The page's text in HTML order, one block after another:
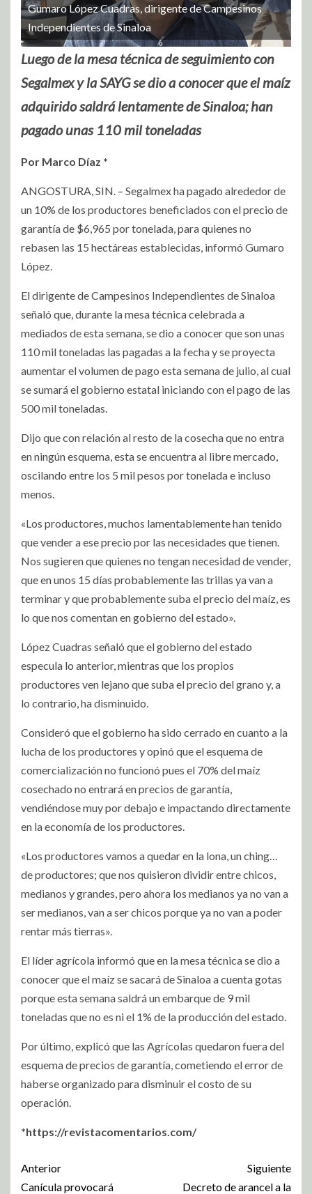
Gumaro López Cuadras, dirigente de Campesinos
Independientes de Sinaloa
Luego de la mesa técnica de seguimiento con
Segalmex y la SAYG se dio a conocer que el maíz
adquirido saldrá lentamente de Sinaloa; han
pagado unas 110 mil toneladas
Por Marco Díaz *
ANGOSTURA, SIN. – Segalmex ha pagado alrededor de
un 10% de los productores beneficiados con el precio de
garantía de $6,965 por tonelada, para quienes no
rebasen las 15 hectáreas establecidas, informó Gumaro
López.
El dirigente de Campesinos Independientes de Sinaloa
señaló que, durante la mesa técnica celebrada a
mediados de esta semana, se dio a conocer que son unas
110 mil toneladas las pagadas a la fecha y se proyecta
aumentar el volumen de pago esta semana de julio, al cual
se sumará el gobierno estatal iniciando con el pago de las
500 mil toneladas.
Dijo que con relación al resto de la cosecha que no entra
en ningún esquema, esta se encuentra al libre mercado,
oscilando entre los 5 mil pesos por tonelada e incluso
menos.
«Los productores, muchos lamentablemente han tenido
que vender a ese precio por las necesidades que tienen.
Nos sugieren que quienes no tengan necesidad de vender,
que en unos 15 días probablemente las trillas ya van a
terminar y que probablemente suba el precio del maíz, es
lo que nos comentan en gobierno del estado».
López Cuadras señaló que el gobierno del estado
especula lo anterior, mientras que los propios
productores ven lejano que suba el precio del grano y, a
lo contrario, ha disminuido.
Consideró que el gobierno ha sido cerrado en cuanto a la
lucha de los productores y opinó que el esquema de
comercialización no funcionó pues el 70% del maíz
cosechado no entrará en precios de garantía,
vendiéndose muy por debajo e impactando directamente
en la economía de los productores.
«Los productores vamos a quedar en la lona, un ching…
de productores; que nos quisieron dividir entre chicos,
medianos y grandes, pero ahora los medianos ya no van a
ser medianos, van a ser chicos porque ya no van a poder
rentar más tierras».
El líder agrícola informó que en la mesa técnica se dio a
conocer que el maíz se sacará de Sinaloa a cuenta gotas
porque esta semana saldrá un embarque de 9 mil
toneladas que no es ni el 1% de la producción del estado.
Por último, explicó que las Agrícolas quedaron fuera del
esquema de precios de garantía, cometiendo el error de
haberse organizado para disminuir el costo de su
operación.
*https://revistacomentarios.com/
Anterior
Canícula provocará
Siguiente
Decreto de arancel a la